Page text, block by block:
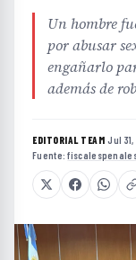
Un hombre
por abusar
engañarlo
además de
EDITORIAL TEAM·Jul
Fuente: